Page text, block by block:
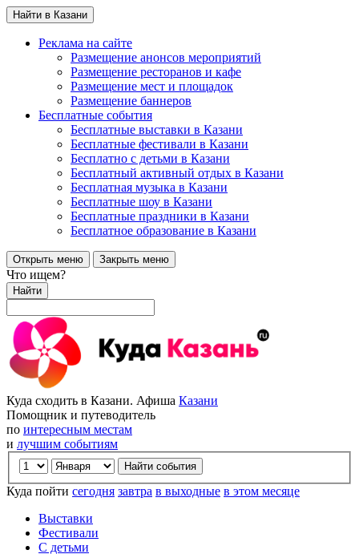
Найти в Казани
Реклама на сайте
Размещение анонсов мероприятий
Размещение ресторанов и кафе
Размещение мест и площадок
Размещение баннеров
Бесплатные события
Бесплатные выставки в Казани
Бесплатные фестивали в Казани
Бесплатно с детьми в Казани
Бесплатный активный отдых в Казани
Бесплатная музыка в Казани
Бесплатные шоу в Казани
Бесплатные праздники в Казани
Бесплатное образование в Казани
Открыть меню Закрыть меню
Что ищем?
Найти
Куда сходить в Казани. Афиша Казани
Помощник и путеводитель
по интересным местам
и лучшим событиям
Куда пойти сегодня завтра в выходные в этом месяце
Выставки
Фестивали
С детьми